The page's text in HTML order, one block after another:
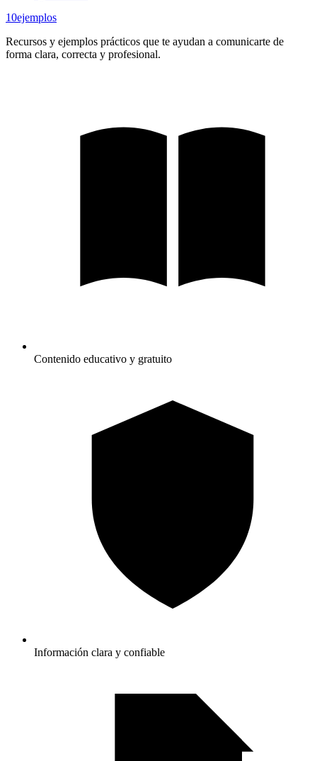
10ejemplos
Recursos y ejemplos prácticos que te ayudan a comunicarte de
forma clara, correcta y profesional.
Contenido educativo y gratuito
Información clara y confiable